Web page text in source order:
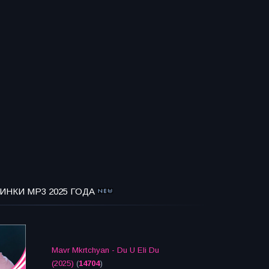
MP3 2025 ГОДА
Mavr Mkrtchyan - Du U Eli Du
(2025) (14704)